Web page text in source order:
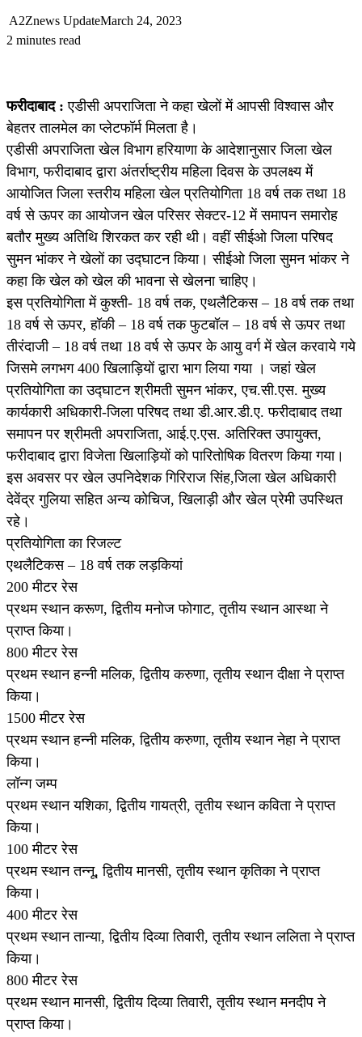
A2Znews UpdateMarch 24, 2023
2 minutes read
फरीदाबाद : एडीसी अपराजिता ने कहा खेलों में आपसी विश्वास और
बेहतर तालमेल का प्लेटफॉर्म मिलता है।
एडीसी अपराजिता खेल विभाग हरियाणा के आदेशानुसार जिला खेल
विभाग, फरीदाबाद द्वारा अंतर्राष्ट्रीय महिला दिवस के उपलक्ष्य में
आयोजित जिला स्तरीय महिला खेल प्रतियोगिता 18 वर्ष तक तथा 18
वर्ष से ऊपर का आयोजन खेल परिसर सेक्टर-12 में समापन समारोह
बतौर मुख्य अतिथि शिरकत कर रही थी। वहीं सीईओ जिला परिषद
सुमन भांकर ने खेलों का उद्घाटन किया। सीईओ जिला सुमन भांकर ने
कहा कि खेल को खेल की भावना से खेलना चाहिए।
इस प्रतियोगिता में कुश्ती- 18 वर्ष तक, एथलैटिकस – 18 वर्ष तक तथा
18 वर्ष से ऊपर, हॉकी – 18 वर्ष तक फुटबॉल – 18 वर्ष से ऊपर तथा
तीरंदाजी – 18 वर्ष तथा 18 वर्ष से ऊपर के आयु वर्ग में खेल करवाये गये
जिसमे लगभग 400 खिलाड़ियों द्वारा भाग लिया गया । जहां खेल
प्रतियोगिता का उद्घाटन श्रीमती सुमन भांकर, एच.सी.एस. मुख्य
कार्यकारी अधिकारी-जिला परिषद तथा डी.आर.डी.ए. फरीदाबाद तथा
समापन पर श्रीमती अपराजिता, आई.ए.एस. अतिरिक्त उपायुक्त,
फरीदाबाद द्वारा विजेता खिलाड़ियों को पारितोषिक वितरण किया गया।
इस अवसर पर खेल उपनिदेशक गिरिराज सिंह,जिला खेल अधिकारी
देवेंद्र गुलिया सहित अन्य कोचिज, खिलाड़ी और खेल प्रेमी उपस्थित
रहे।
प्रतियोगिता का रिजल्ट
एथलैटिकस – 18 वर्ष तक लड़कियां
200 मीटर रेस
प्रथम स्थान करूण, द्वितीय मनोज फोगाट, तृतीय स्थान आस्था ने
प्राप्त किया।
800 मीटर रेस
प्रथम स्थान हन्नी मलिक, द्वितीय करुणा, तृतीय स्थान दीक्षा ने प्राप्त
किया।
1500 मीटर रेस
प्रथम स्थान हन्नी मलिक, द्वितीय करुणा, तृतीय स्थान नेहा ने प्राप्त
किया।
लॉन्ग जम्प
प्रथम स्थान यशिका, द्वितीय गायत्री, तृतीय स्थान कविता ने प्राप्त
किया।
100 मीटर रेस
प्रथम स्थान तन्नू, द्वितीय मानसी, तृतीय स्थान कृतिका ने प्राप्त
किया।
400 मीटर रेस
प्रथम स्थान तान्या, द्वितीय दिव्या तिवारी, तृतीय स्थान ललिता ने प्राप्त
किया।
800 मीटर रेस
प्रथम स्थान मानसी, द्वितीय दिव्या तिवारी, तृतीय स्थान मनदीप ने
प्राप्त किया।